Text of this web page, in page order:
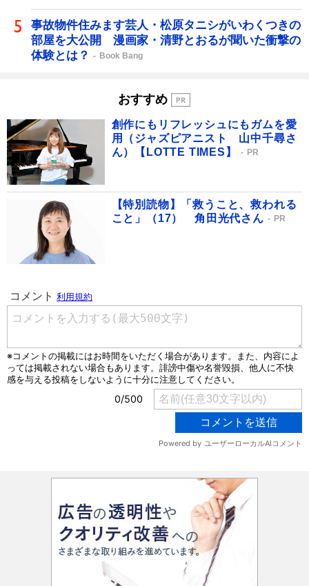
事故物件住みます芸人・松原タニシがいわくつきの
部屋を大公開 漫画家・清野とおるが聞いた衝撃の
体験とは？
Book Bang
おすすめ
創作にもリフレッシュにもガムを愛
用（ジャズピアニスト 山中千尋さ
ん）【LOTTE TIMES】
PR
【特別読物】「救うこと、救われる
こと」（17） 角田光代さん
PR